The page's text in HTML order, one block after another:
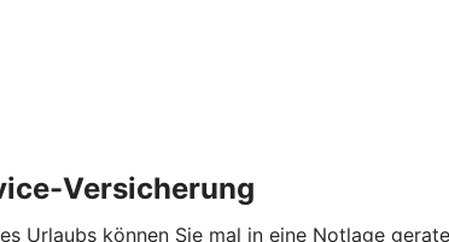
Versicherung
Urlaubs können Sie mal in eine Notlage